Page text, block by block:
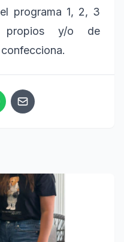
programa 1, 2, 3
propios y/o de